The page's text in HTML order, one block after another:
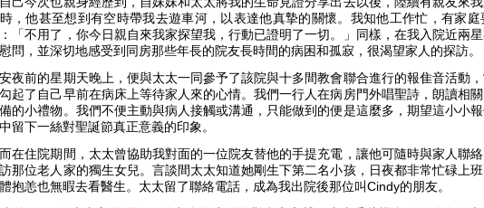
，他甚至想到有空時帶我去遊車河，以表達他真摯的關懷。我知他工作忙，有家
「不用了，你今日親自來我家探望我，行動已證明了一切。」同樣，在我入院近兩
問，並深切地感受到同房那些年長的院友長時間的病困和孤寂，很渴望家人的探訪。
夜前的星期天晚上，便與太太一同參予了該院與十多間教會聯合進行的報隹音活動
起了自己早前在病床上等待家人來的心情。我們一行人在病房門外唱聖詩，朗讀相
的小禮物。我們不便主動與病人接觸或溝通，只能做到的便是這麼多，期望這小小
留下一絲對聖誕節真正意義的印象。
在住院期間，太太曾協助我對面的一位院友替他的手提充電，讓他可隨時與家人聯
那位老人家的獨生女兒。言談間太太知道她剛生下第二名小孩，日夜都非常忙碌上
抱恙也無暇去看醫生。太太留了聯絡電話，成為我出院後那位叫Cindy的朋友。